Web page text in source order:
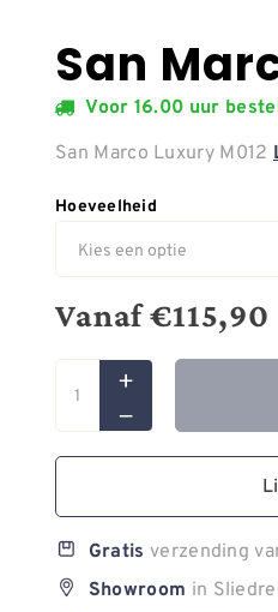
San
Voor 16.00 uur
San Marco Luxury M012
Hoeveelheid
Vanaf€115,90
Gratis verzending
Showroom in